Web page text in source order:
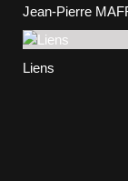
Jean-Pierre
Liens